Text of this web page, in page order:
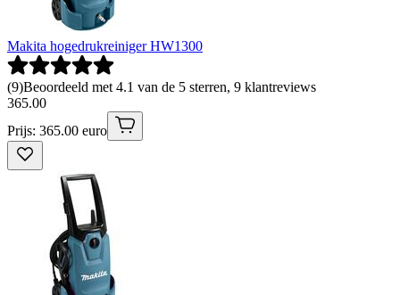
Makita hogedrukreiniger HW1300
(9)Beoordeeld met 4.1 van de 5 sterren, 9 klantreviews
365.00
Prijs: 365.00 euro